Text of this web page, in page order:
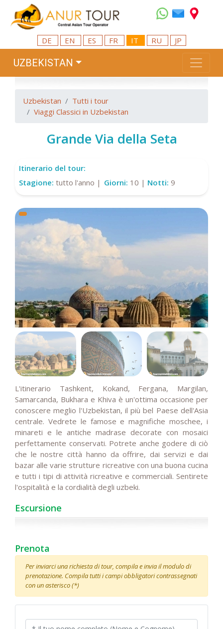
DE EN ES FR IT RU JP
UZBEKISTAN
Uzbekistan
Tutti i tour
Viaggi Classici in Uzbekistan
Grande Via della Seta
Itinerario del tour:
Stagione: tutto l'anno | Giorni: 10 | Notti: 9
L'itinerario Tashkent, Kokand, Fergana, Margilan,
Samarcanda, Bukhara e Khiva è un'ottima occasione per
conoscere meglio l'Uzbekistan, il più bel Paese dell'Asia
centrale. Vedrete le famose e magnifiche moschee, i
minareti e le antiche madrase decorate con mosaici
perfettamente conservati. Potrete anche godere di ciò
che le nostre città hanno da offrire, dai servizi e dai
bazar alle varie strutture ricreative con una buona cucina
e tutti i tipi di attività ricreative e commerciali. Sentirete
l'ospitalità e la cordialità degli uzbeki.
Escursione
Prenota
Per inviarci una richiesta di tour, compila e invia il modulo di
prenotazione. Compila tutti i campi obbligatori contrassegnati
con un asterisco (*)